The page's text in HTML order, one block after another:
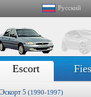
Русский
Escort
Эскорт 5 (1990-1997)